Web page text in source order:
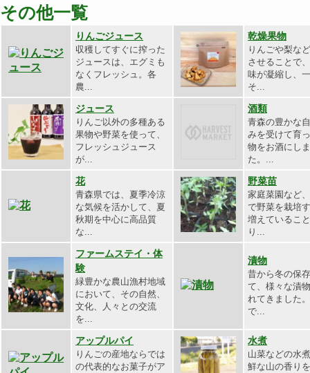
その他一覧
りんごジュース
収穫してすぐに搾った
ジュースは、エグミも
なくフレッシュ。各
農...
乾燥果物
りんごや梨な
させることで
味が凝縮し、
そ...
ジュース
りんご以外の多種ある
果物や野菜を使って、
フレッシュジュース
が...
酒類
青森の豊かな
みを受けて育
物をお酒にし
た。...
花
青森県では、夏季冷涼
な気候を活かして、夏
秋期を中心に高品質
な...
野菜苗
家庭菜園など
で野菜を栽培
増えているこ
り...
ファームステイ・体
験
緑豊かな農山漁村地域
において、その自然、
文化、人々との交流
を...
漬物
昔から冬の保
て、様々な漬
れてきました
で...
アップルパイ
りんごの産地ならでは
の代表的なお菓子がア
水煮
山菜などの水
鮮な山の香り